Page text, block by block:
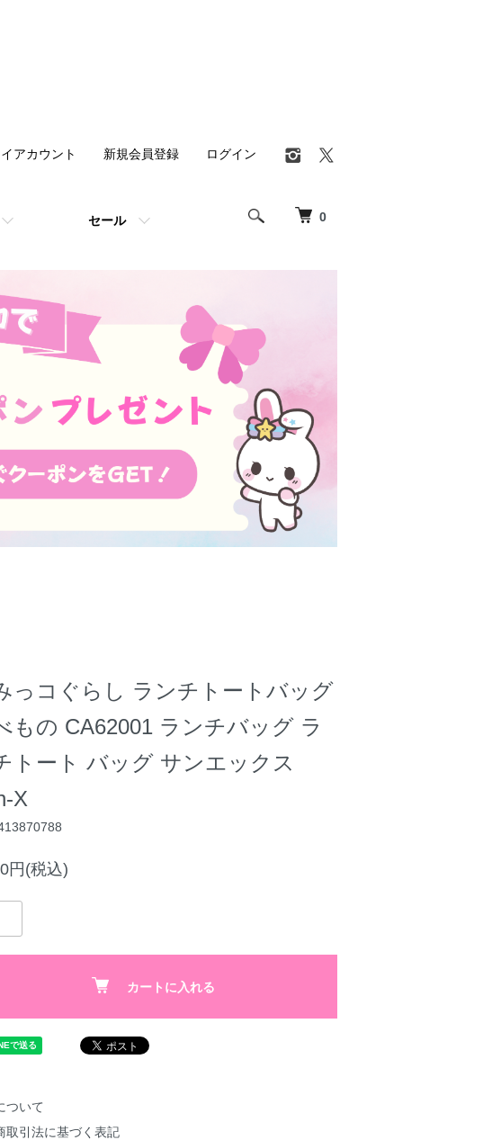
0
セール
アカウント 新規会員登録 ログイン
っコぐらし ランチトートバッグ
もの CA62001 ランチバッグ ラ
トート バッグ サンエックス
X
円(税込)
カートに入れる
ついて
取引法に基づく表記